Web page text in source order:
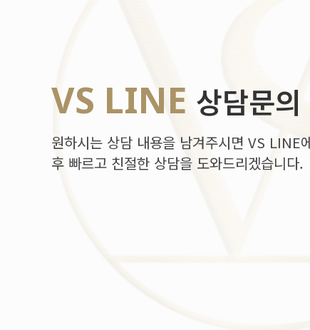
VS LINE 상담문의
원하시는 상담 내용을 남겨주시면 VS LINE
후 빠르고 친절한 상담을 도와드리겠습니다.